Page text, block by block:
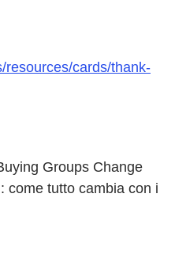
resources/cards/thank-
Groups Change
come tutto cambia con i